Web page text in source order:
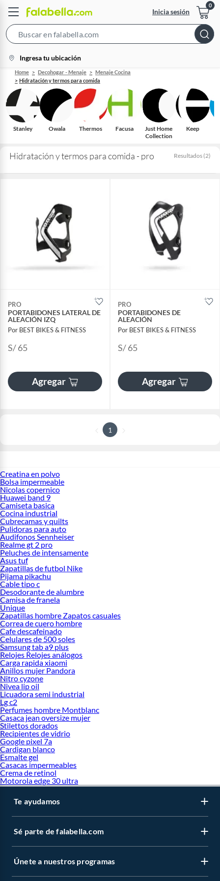
Inicia sesión
Bar
location-
icon
Ingresa tu ubicación
Home Decohogar - Menaje
Menaje Cocina
Hidratación y termos para comida
Stanley Owala Thermos Facusa
Just Home
Collection
Keep
Hidratación y termos para comida - pro Resultados (2)
PRO
PORTABIDONES LATERAL DE
ALEACIÓN IZQ
Por BEST BIKES & FITNESS
S/ 65
Agregar
PRO
PORTABIDONES DE
ALEACIÓN
Por BEST BIKES & FITNESS
S/ 65
Agregar
1
Creatina en polvo
Bolsa impermeable
Nicolas copernico
Huawei band 9
Camiseta basica
Cocina industrial
Cubrecamas y quilts
Pulidoras para auto
Audifonos Sennheiser
Realme gt 2 pro
Peluches de intensamente
Asus tuf
Zapatillas de futbol Nike
Pijama pikachu
Cable tipo c
Desodorante de alumbre
Camisa de franela
Unique
Zapatillas hombre Zapatos casuales
Correa de cuero hombre
Cafe descafeinado
Celulares de 500 soles
Samsung tab a9 plus
Relojes Relojes análogos
Carga rapida xiaomi
Anillos mujer Pandora
Nitro cyzone
Nivea lip oil
Licuadora semi industrial
Lg c2
Perfumes hombre Montblanc
Casaca jean oversize mujer
Stilettos dorados
Recipientes de vidrio
Google pixel 7a
Cardigan blanco
Esmalte gel
Casacas impermeables
Crema de retinol
Motorola edge 30 ultra
Te ayudamos
Sé parte de falabella.com
Únete a nuestros programas